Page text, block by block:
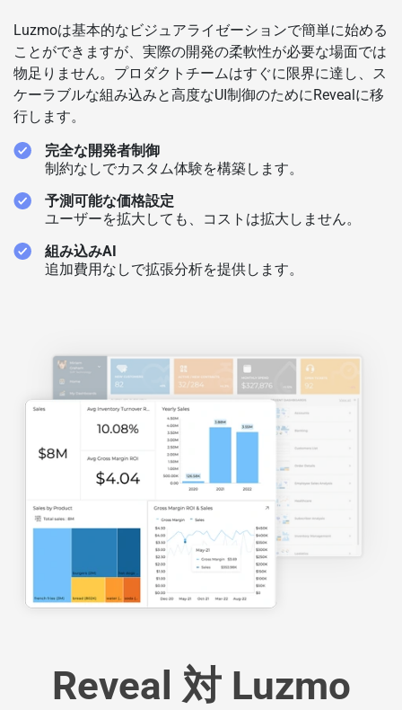
Luzmoは基本的なビジュアライゼーションで簡単に始める
ことができますが、実際の開発の柔軟性が必要な場面では
物足りません。プロダクトチームはすぐに限界に達し、ス
ケーラブルな組み込みと高度なUI制御のためにRevealに移
行します。
完全な開発者制御
制約なしでカスタム体験を構築します。
予測可能な価格設定
ユーザーを拡大しても、コストは拡大しません。
組み込みAI
追加費用なしで拡張分析を提供します。
Reveal 対 Luzmo